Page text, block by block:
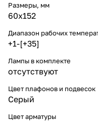
Размеры, мм
60x152
Диапазон рабочих
+1-[+35]
Лампы в комплекте
отсутствуют
Цвет плафонов и подвесок
Серый
Цвет арматуры